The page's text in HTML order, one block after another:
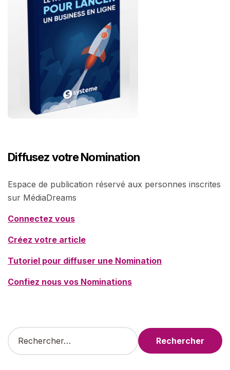
Diffusez votre Nomination
Espace de publication réservé aux personnes inscrites
sur MédiaDreams
Connectez vous
Créez votre article
Tutoriel pour diffuser une Nomination
Confiez nous vos Nominations
R
e